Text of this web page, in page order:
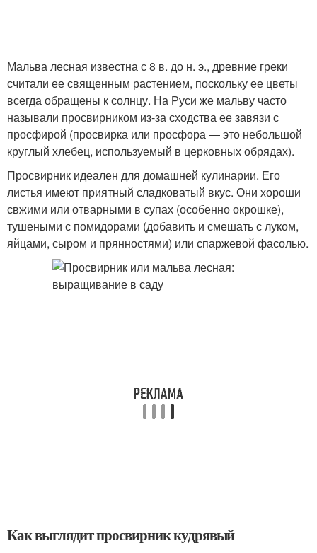
Мальва лесная известна с 8 в. до н. э., древние греки
считали ее священным растением, поскольку ее цветы
всегда обращены к солнцу. На Руси же мальву часто
называли просвирником из-за сходства ее завязи с
просфирой (просвирка или просфора — это небольшой
круглый хлебец, используемый в церковных обрядах).
Просвирник идеален для домашней кулинарии. Его
листья имеют приятный сладковатый вкус. Они хороши
свжими или отварными в супах (особенно окрошке),
тушеными с помидорами (добавить и смешать с луком,
яйцами, сыром и прянностями) или спаржевой фасолью.
Как выглядит просвирник кудрявый